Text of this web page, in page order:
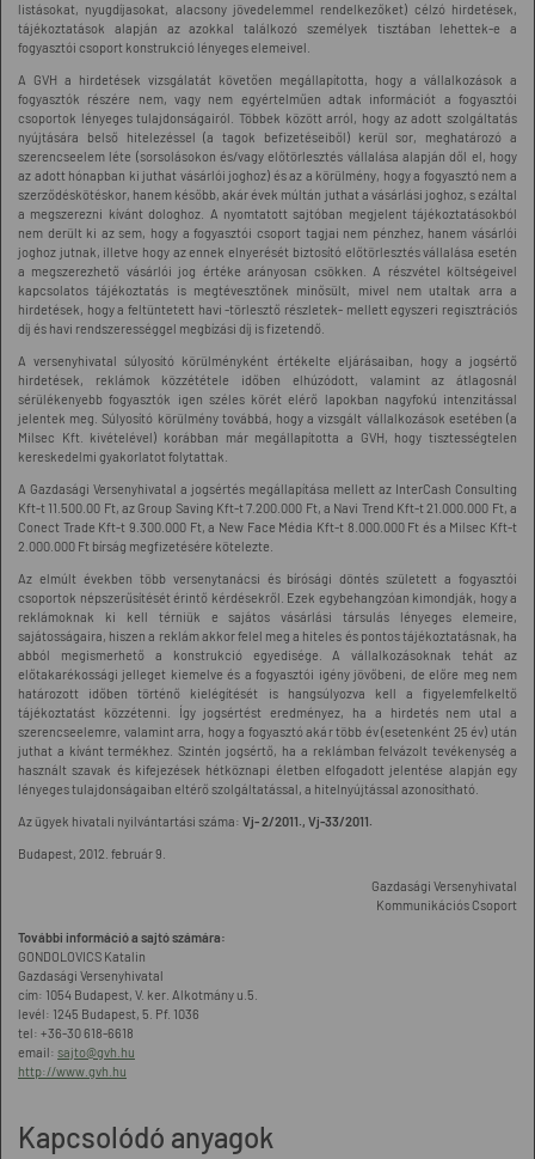
listásokat, nyugdíjasokat, alacsony jövedelemmel rendelkezőket) célzó hirdetések,
tájékoztatások alapján az azokkal találkozó személyek tisztában lehettek-e a
fogyasztói csoport konstrukció lényeges elemeivel.
A GVH a hirdetések vizsgálatát követően megállapította, hogy a vállalkozások a
fogyasztók részére nem, vagy nem egyértelműen adtak információt a fogyasztói
csoportok lényeges tulajdonságairól. Többek között arról, hogy az adott szolgáltatás
nyújtására belső hitelezéssel (a tagok befizetéseiből) kerül sor, meghatározó a
szerencseelem léte (sorsolásokon és/vagy előtörlesztés vállalása alapján dől el, hogy
az adott hónapban ki juthat vásárlói joghoz) és az a körülmény, hogy a fogyasztó nem a
szerződéskötéskor, hanem később, akár évek múltán juthat a vásárlási joghoz, s ezáltal
a megszerezni kívánt dologhoz. A nyomtatott sajtóban megjelent tájékoztatásokból
nem derült ki az sem, hogy a fogyasztói csoport tagjai nem pénzhez, hanem vásárlói
joghoz jutnak, illetve hogy az ennek elnyerését biztosító előtörlesztés vállalása esetén
a megszerezhető vásárlói jog értéke arányosan csökken. A részvétel költségeivel
kapcsolatos tájékoztatás is megtévesztőnek minősült, mivel nem utaltak arra a
hirdetések, hogy a feltüntetett havi -törlesztő részletek- mellett egyszeri regisztrációs
díj és havi rendszerességgel megbízási díj is fizetendő.
A versenyhivatal súlyosító körülményként értékelte eljárásaiban, hogy a jogsértő
hirdetések, reklámok közzététele időben elhúzódott, valamint az átlagosnál
sérülékenyebb fogyasztók igen széles körét elérő lapokban nagyfokú intenzitással
jelentek meg. Súlyosító körülmény továbbá, hogy a vizsgált vállalkozások esetében (a
Milsec Kft. kivételével) korábban már megállapította a GVH, hogy tisztességtelen
kereskedelmi gyakorlatot folytattak.
A Gazdasági Versenyhivatal a jogsértés megállapítása mellett az InterCash Consulting
Kft-t 11.500.00 Ft, az Group Saving Kft-t 7.200.000 Ft, a Navi Trend Kft-t 21.000.000 Ft, a
Conect Trade Kft-t 9.300.000 Ft, a New Face Média Kft-t 8.000.000 Ft és a Milsec Kft-t
2.000.000 Ft bírság megfizetésére kötelezte.
Az elmúlt években több versenytanácsi és bírósági döntés született a fogyasztói
csoportok népszerűsítését érintő kérdésekről. Ezek egybehangzóan kimondják, hogy a
reklámoknak ki kell térniük e sajátos vásárlási társulás lényeges elemeire,
sajátosságaira, hiszen a reklám akkor felel meg a hiteles és pontos tájékoztatásnak, ha
abból megismerhető a konstrukció egyedisége. A vállalkozásoknak tehát az
előtakarékossági jelleget kiemelve és a fogyasztói igény jövőbeni, de előre meg nem
határozott időben történő kielégítését is hangsúlyozva kell a figyelemfelkeltő
tájékoztatást közzétenni. Így jogsértést eredményez, ha a hirdetés nem utal a
szerencseelemre, valamint arra, hogy a fogyasztó akár több év (esetenként 25 év) után
juthat a kívánt termékhez. Szintén jogsértő, ha a reklámban felvázolt tevékenység a
használt szavak és kifejezések hétköznapi életben elfogadott jelentése alapján egy
lényeges tulajdonságaiban eltérő szolgáltatással, a hitelnyújtással azonosítható.
Az ügyek hivatali nyilvántartási száma: Vj- 2/2011., Vj-33/2011.
Budapest, 2012. február 9.
Gazdasági Versenyhivatal
Kommunikációs Csoport
További információ a sajtó számára:
GONDOLOVICS Katalin
Gazdasági Versenyhivatal
cím: 1054 Budapest, V. ker. Alkotmány u.5.
levél: 1245 Budapest, 5. Pf. 1036
tel: +36-30 618-6618
email: sajto@gvh.hu
http://www.gvh.hu
Kapcsolódó anyagok